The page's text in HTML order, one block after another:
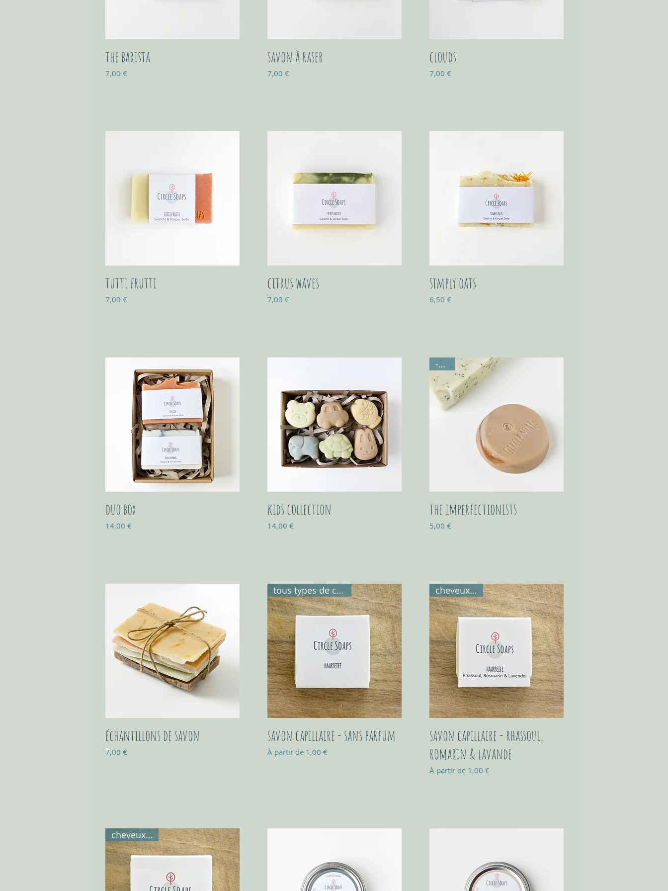
the barista
Prix
7,00 €
savon à raser
Prix
7,00 €
clouds
Prix
7,00 €
tutti frutti
Prix
7,00 €
citrus waves
Prix
7,00 €
simply oats
Prix
6,50 €
duo box
Prix
14,00 €
kids collection
Prix
14,00 €
-30%
the imperfectionists
Prix
5,00 €
échantillons de savon
Prix
7,00 €
tous types de cheveux
savon capillaire - sans parfum
À partir de 1,00 €
Prix promotionnel
cheveux secs
savon capillaire - rhassoul,
romarin & lavande
À partir de 1,00 €
Prix promotionnel
cheveux gras